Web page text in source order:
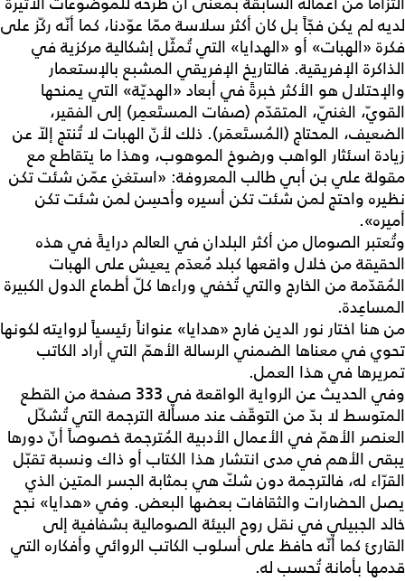
لديه لم يكن فجّاً بل كان أكثر سلاسة ممّا عوّدنا، كما أنّه ركّز على
فكرة «الهبات» أو «الهدايا» التي تُمثّل إشكالية مركزية في
الذاكرة الإفريقية. فالتاريخ الإفريقي المشبع بالإستعمار
والإحتلال هو الأكثر خبرةً في أبعاد «الهديّة» التي يمنحها
القويّ، الغنيّ، المتقدّم (صفات المستَعمِر) إلى الفقير،
الضعيف، المحتاج (المُستَعمَر). ذلك لأنّ الهبات لا تُنتج إلاّ عن
زيادة اسئثار الواهب ورضوخ الموهوب، وهذا ما يتقاطع مع
مقولة علي بن أبي طالب المعروفة: «استغنِ عمّن شئت تكن
نظيره واحتج لمن شئت تكن أسيره وأحسِن لمن شئت تكن
أميره».
وتُعتبر الصومال من أكثر البلدان في العالم درايةً في هذه
الحقيقة من خلال واقعها كبلد مُعدَم يعيش على الهبات
المُقدّمة من الخارج والتي تُخفي وراءها كلّ أطماع الدول الكبيرة
المساعِدة.
من هنا اختار نور الدين فارح «هدايا» عنواناً رئيسياً لروايته لكونها
تحوي في معناها الضمني الرسالة الأهمّ التي أراد الكاتب
تمريرها في هذا العمل.
وفي الحديث عن الرواية الواقعة في 333 صفحة من القطع
المتوسط لا بدّ من التوقّف عند مسألة الترجمة التي تُشكّل
العنصر الأهمّ في الأعمال الأدبية المُترجمة خصوصاً أنّ دورها
يبقى الأهم في مدى انتشار هذا الكتاب أو ذاك ونسبة تقبّل
القرّاء له، فالترجمة دون شكّ هي بمثابة الجسر المتين الذي
يصل الحضارات والثقافات بعضها البعض. وفي «هدايا» نجح
خالد الجبيلي في نقل روح البيئة الصومالية بشفافية إلى
القارئ كما أنّه حافظ على أسلوب الكاتب الروائي وأفكاره التي
قدمها بأمانة تُحسب له.